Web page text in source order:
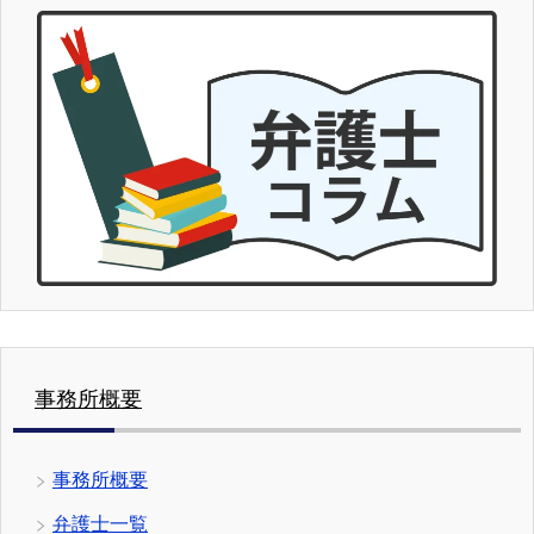
事務所概要
事務所概要
弁護士一覧